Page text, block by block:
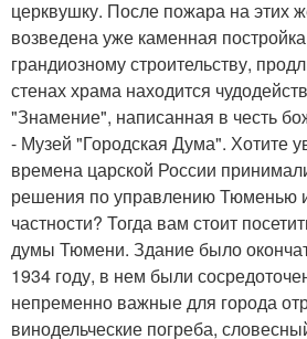
церквушку. После пожара на этих
возведена уже каменная
грандиозному строительству,
стенах храма находится
"Знамение", написанная в честь
- Музей "Городская Дума". Хотите
времена царской России
решения по управлению Тюменью
частности? Тогда вам стоит
думы Тюмени. Здание было
1934 году, в нем были
непременно важные для города
винодельческие погреба,